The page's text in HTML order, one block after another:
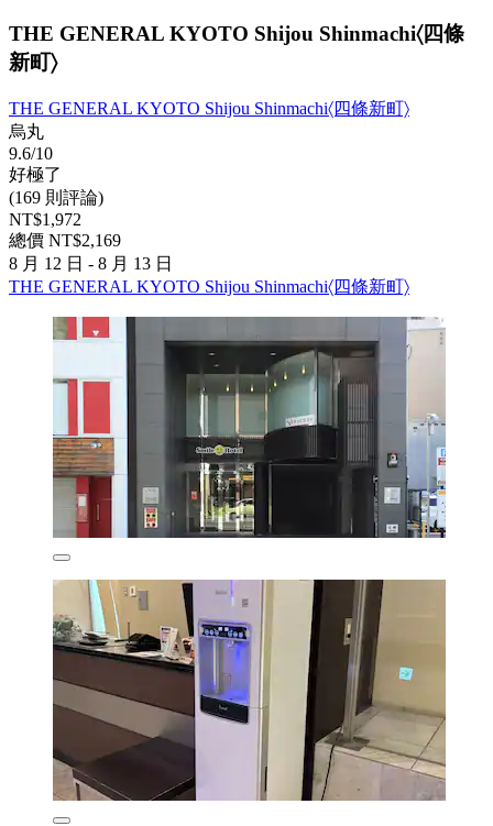
THE GENERAL KYOTO Shijou Shinmachi〈四條
新町〉
THE GENERAL KYOTO Shijou Shinmachi〈四條新町〉
烏丸
9.6/10
好極了
(169 則評論)
NT$1,972
總價 NT$2,169
8 月 12 日 - 8 月 13 日
THE GENERAL KYOTO Shijou Shinmachi〈四條新町〉